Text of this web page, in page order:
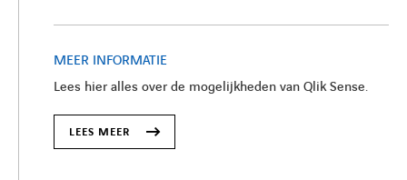
MEER INFORMATIE
Lees hier alles over de mogelijkheden van Qlik Sense.
LEES MEER